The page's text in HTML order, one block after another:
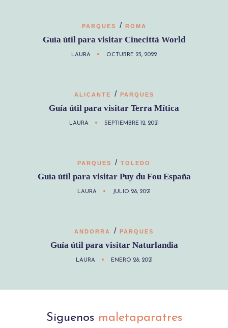
PARQUES / ROMA
Guía útil para visitar Cinecittà World
LAURA OCTUBRE 23, 2022
ALICANTE / PARQUES
Guía útil para visitar Terra Mítica
LAURA SEPTIEMBRE 12, 2021
PARQUES / TOLEDO
Guía útil para visitar Puy du Fou España
LAURA JULIO 28, 2021
ANDORRA / PARQUES
Guía útil para visitar Naturlandia
LAURA ENERO 28, 2021
Síguenos maletaparatres